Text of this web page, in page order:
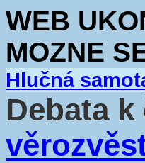
WEB
MOZNE
Hlučná
Debata